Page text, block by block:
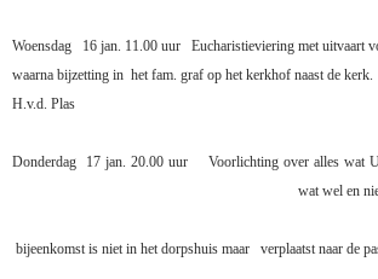
Woensdag 16 jan. 11.00 uur Eucharistieviering met uitvaart
waarna bijzetting in het fam. graf op het kerkhof naast de kerk.
H.v.d. Plas
Donderdag 17 jan. 20.00 uur Voorlichting over alles wat
wat wel en
bijeenkomst is niet in het dorpshuis maar verplaatst naar de